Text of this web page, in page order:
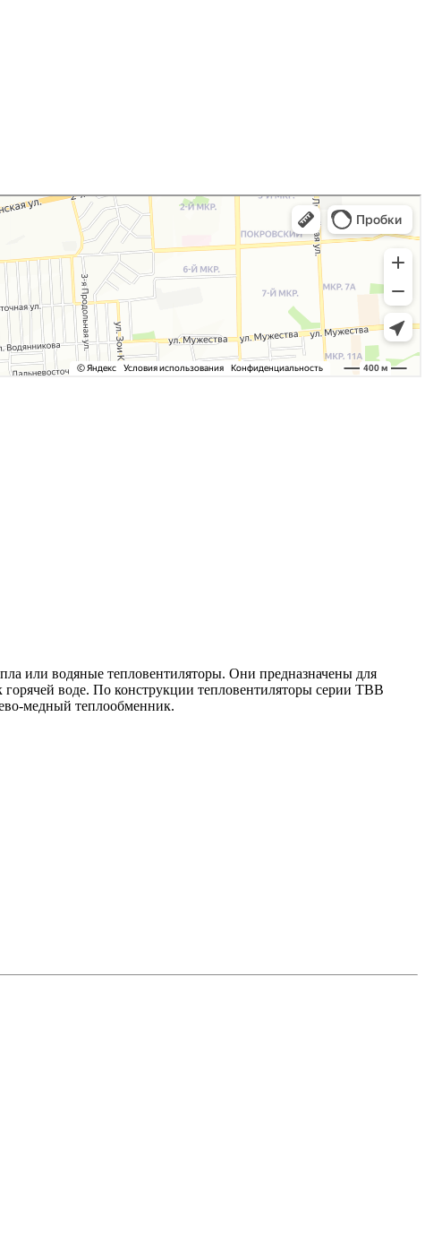
или водяные тепловентиляторы. Они предназначены для
горячей воде. По конструкции тепловентиляторы серии ТВВ
медный теплообменник.